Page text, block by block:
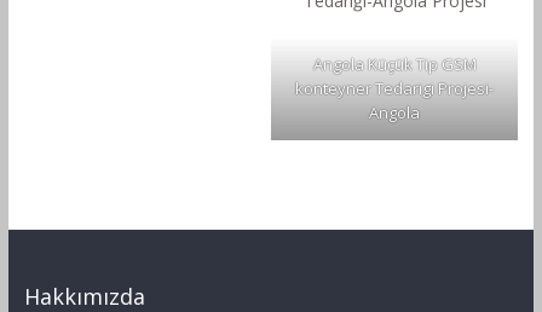
Angola Küçük Tip GSM
konteyner Tedarigi Projesi-
Angola
Hakkımızda